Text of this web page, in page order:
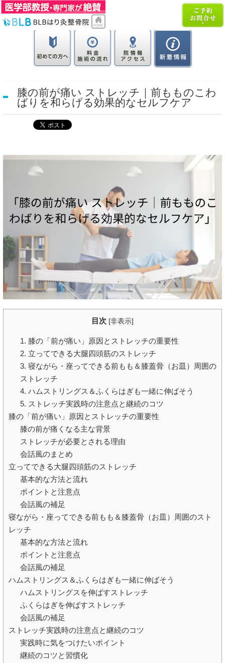
膝の前が痛い ストレッチ｜前もものこわ
ばりを和らげる効果的なセルフケア
目次 [非表示]
1. 膝の「前が痛い」原因とストレッチの重要性
2. 立ってできる大腿四頭筋のストレッチ
3. 寝ながら・座ってできる前もも＆膝蓋骨（お皿）周囲の
ストレッチ
4. ハムストリングス＆ふくらはぎも一緒に伸ばそう
5. ストレッチ実践時の注意点と継続のコツ
膝の「前が痛い」原因とストレッチの重要性
膝の前が痛くなる主な背景
ストレッチが必要とされる理由
会話風のまとめ
立ってできる大腿四頭筋のストレッチ
基本的な方法と流れ
ポイントと注意点
会話風の補足
寝ながら・座ってできる前もも＆膝蓋骨（お皿）周囲のスト
レッチ
基本的な方法と流れ
ポイントと注意点
会話風の補足
ハムストリングス＆ふくらはぎも一緒に伸ばそう
ハムストリングスを伸ばすストレッチ
ふくらはぎを伸ばすストレッチ
会話風の補足
ストレッチ実践時の注意点と継続のコツ
実践時に気をつけたいポイント
継続のコツと習慣化